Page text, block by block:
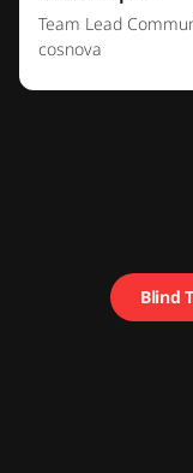
Team Lead
cosnova
Blind